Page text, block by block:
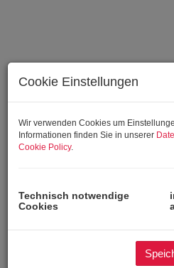
BESCHREIBUNG
Ein perfektes Investment in
unverbaubarem Ausblick.
Betreibergesellschaft ermöglicht
Cookie Einstellungen
Wir verwenden Cookies um
Informationen finden Sie in unserer
Cookie Policy.
Technisch notwendige
Cookies